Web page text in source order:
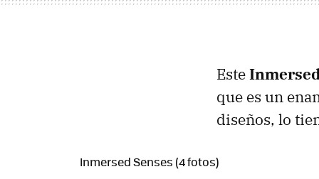
Este
que es un
diseños, lo
Inmersed Senses (4 fotos)